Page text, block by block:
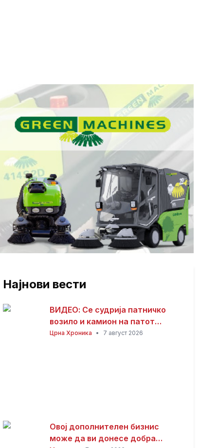
Најнови вести
ВИДЕО: Се судрија патничко
возило и камион на патот
Гостивар – Страж
Црна Хроника • 7 август 2026
Овој дополнителен бизнис
може да ви донесе добра